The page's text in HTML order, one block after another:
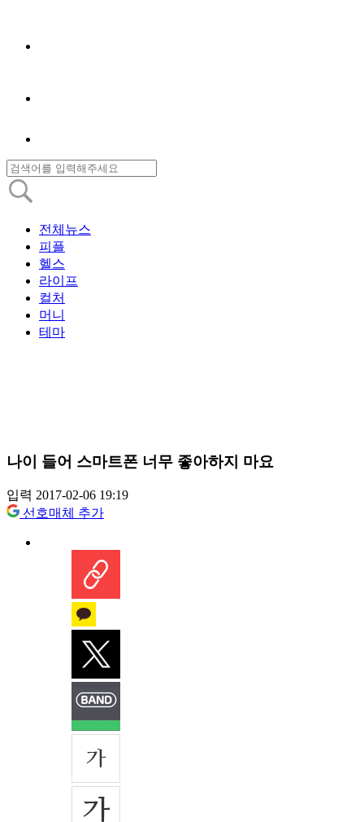
전체뉴스
피플
헬스
라이프
컬처
머니
테마
나이 들어 스마트폰 너무 좋아하지 마요
입력 2017-02-06 19:19
선호매체 추가